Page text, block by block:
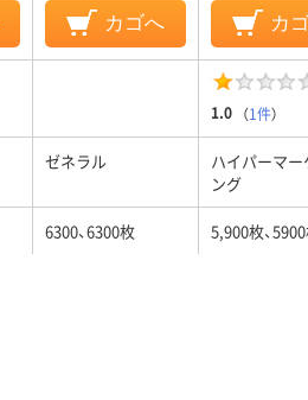
カゴへ カ
1.0 （1件）
ゼネラル
ハイパーマ
ング
6300、6300枚 5,900枚、